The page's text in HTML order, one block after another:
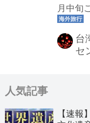
月中旬
す。名
ではた
す。台
マンゴ
台
セ
人気記事
【速報